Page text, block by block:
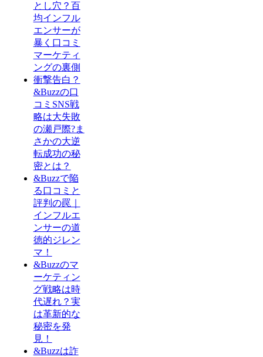
とし穴？百
均インフル
エンサーが
暴く口コミ
マーケティ
ングの裏側
衝撃告白？
&Buzzの口
コミSNS戦
略は大失敗
の瀬戸際?ま
さかの大逆
転成功の秘
密とは？
&Buzzで陥
る口コミと
評判の罠｜
インフルエ
ンサーの道
徳的ジレン
マ！
&Buzzのマ
ーケティン
グ戦略は時
代遅れ？実
は革新的な
秘密を発
見！
&Buzzは詐